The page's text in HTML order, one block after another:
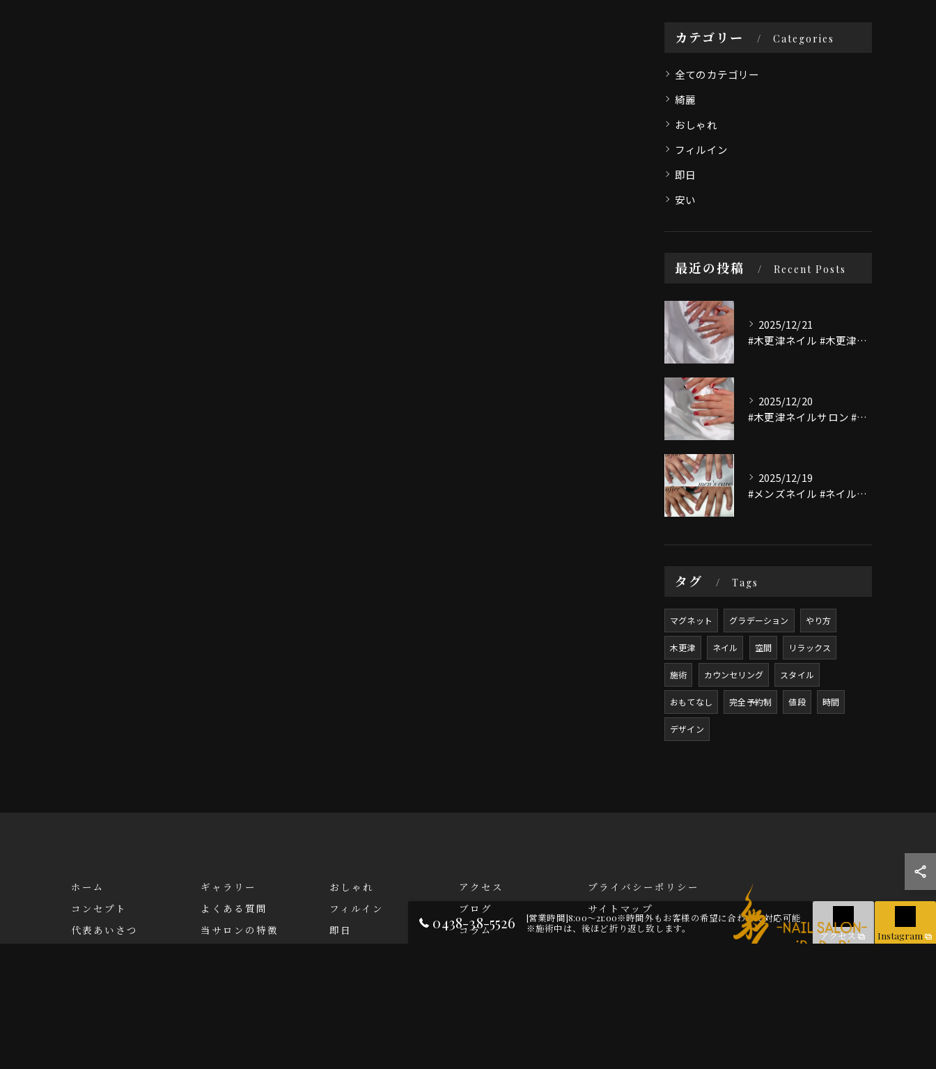
カテゴリー Categories
全てのカテゴリー
綺麗
おしゃれ
フィルイン
即日
安い
最近の投稿 Recent Posts
2025/12/21
#木更津ネイル #木更津ネイルサロン #マグネットネイル #...
2025/12/20
#木更津ネイルサロン #木更津ネイル #nailsaloni...
2025/12/19
#メンズネイル #ネイルテザイン #木更津ネイル#木更津ネイ...
タグ Tags
マグネット グラデーション やり方
木更津 ネイル 空間 リラックス
施術 カウンセリング スタイル
おもてなし 完全予約制 値段 時間
デザイン
0438-38-5526
[営業時間]8:00～21:00※時間外もお客様の希望に合わせて対応可能
※施術中は、後ほど折り返し致します。
アクセス Instagram
ホーム
コンセプト
代表あいさつ
ギャラリー
よくある質問
当サロンの特徴
おしゃれ
フィルイン
即日
アクセス
ブログ
コラム
プライバシーポリシー
サイトマップ